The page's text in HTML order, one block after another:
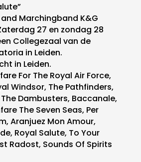
Marchingband K&G
27 en zondag 28
Collegezaal van de
in Leiden.
in Leiden.
For The Royal Air Force,
Windsor, The Pathfinders,
Dambusters, Baccanale,
The Seven Seas, Per
Aranjuez Mon Amour,
Royal Salute, To Your
Radost, Sounds Of Spirits